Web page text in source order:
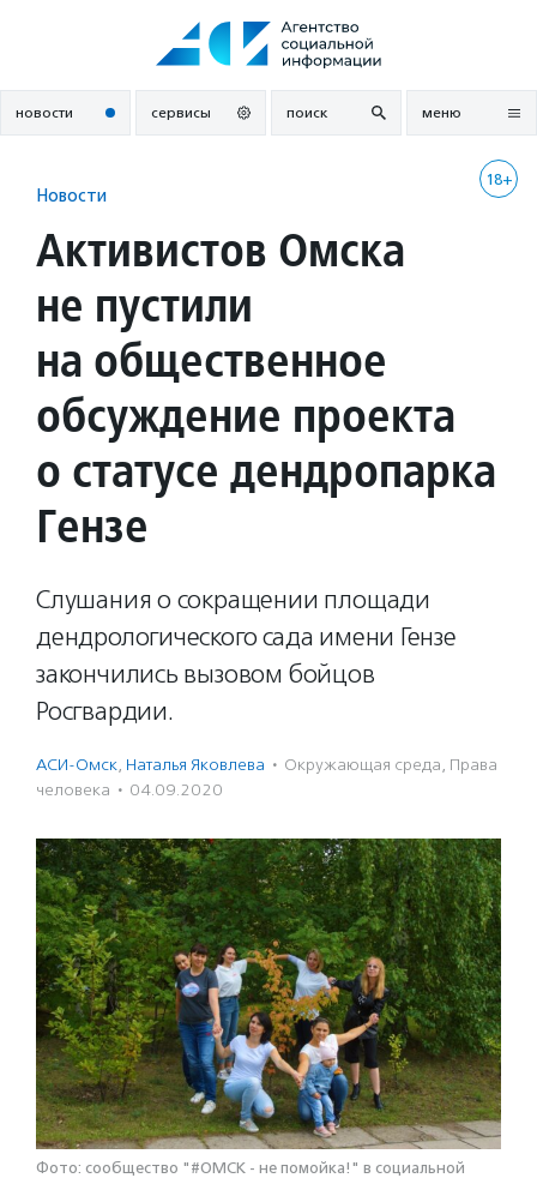
новости сервисы поиск меню
18+
Новости
Активистов Омска
не пустили
на общественное
обсуждение проекта
о статусе дендропарка
Гензе
Слушания о сокращении площади
дендрологического сада имени Гензе
закончились вызовом бойцов
Росгвардии.
АСИ-Омск, Наталья Яковлева · Окружающая среда, Права
человека · 04.09.2020
Фото: сообщество "#ОМСК - не помойка!" в социальной